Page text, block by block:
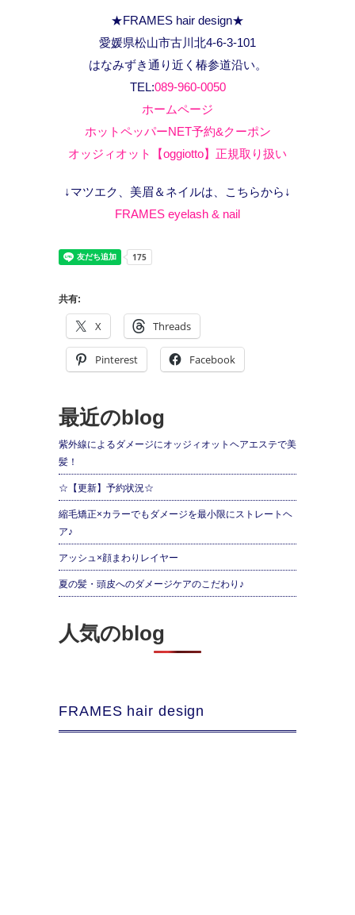
★FRAMES hair design★
愛媛県松山市古川北4-6-3-101
はなみずき通り近く椿参道沿い。
TEL:089-960-0050
ホームページ
ホットペッパーNET予約&クーポン
オッジィオット【oggiotto】正規取り扱い
↓マツエク、美眉＆ネイルは、こちらから↓
FRAMES eyelash & nail
共有:
X Threads
Pinterest Facebook
最近のblog
紫外線によるダメージにオッジィオットヘアエステで美
髪！
☆【更新】予約状況☆
縮毛矯正×カラーでもダメージを最小限にストレートヘ
ア♪
アッシュ×顔まわりレイヤー
夏の髪・頭皮へのダメージケアのこだわり♪
人気のblog
FRAMES hair design